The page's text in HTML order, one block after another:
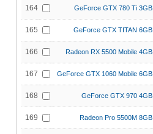
164 GeForce GTX 780 Ti 3GB
165 GeForce GTX TITAN 6GB
166 Radeon RX 5500 Mobile 4GB
167 GeForce GTX 1060 Mobile 6GB
168 GeForce GTX 970 4GB
169 Radeon Pro 5500M 8GB